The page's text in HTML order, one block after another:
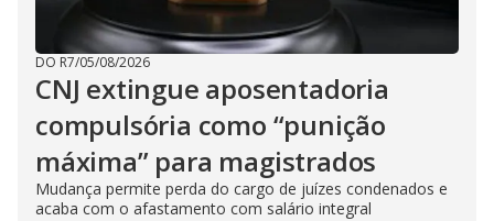
DO R7/05/08/2026
CNJ extingue aposentadoria
compulsória como “punição
máxima” para magistrados
Mudança permite perda do cargo de juízes condenados e
acaba com o afastamento com salário integral